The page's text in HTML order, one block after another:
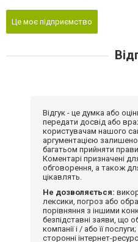
Це моє підприємство
Відгук - це думка або
передати досвід або
користувачам нашого
аргументацією
багатьом прийняти
Коментарі призначені
обговорення, а також
цікавлять.
Не дозволяється:
лексики, погроз або
порівняння з іншими
безпідставні заяви, що
компанії і / або її
сторонні інтернет-